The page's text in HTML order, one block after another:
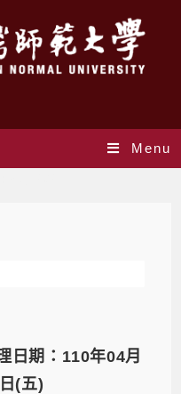
Menu
日期：110年04月
(五)